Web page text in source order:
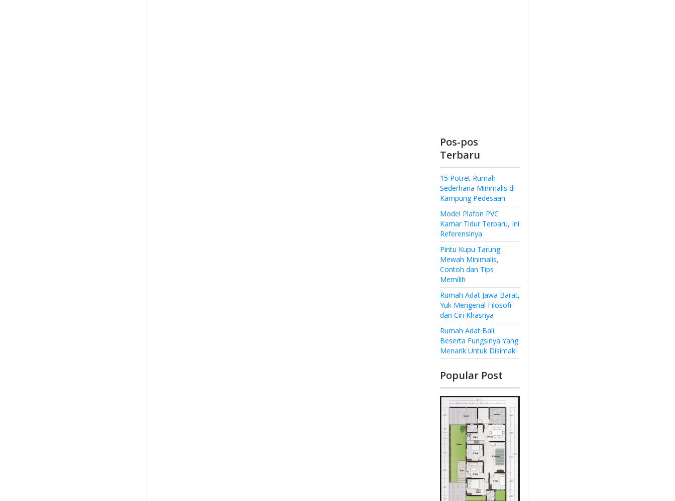
Pos-pos
Terbaru
15 Potret Rumah
Sederhana Minimalis di
Kampung Pedesaan
Model Plafon PVC
Kamar Tidur Terbaru, Ini
Referensinya
Pintu Kupu Tarung
Mewah Minimalis,
Contoh dan Tips
Memilih
Rumah Adat Jawa Barat,
Yuk Mengenal Filosofi
dan Ciri Khasnya
Rumah Adat Bali
Beserta Fungsinya Yang
Menarik Untuk Disimak!
Popular Post